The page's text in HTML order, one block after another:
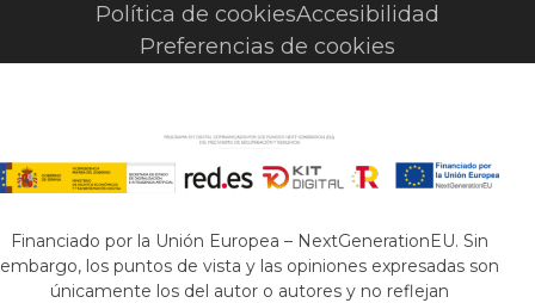
Política de cookiesAccesibilidad
Preferencias de cookies
Financiado por la Unión Europea – NextGenerationEU. Sin
embargo, los puntos de vista y las opiniones expresadas son
únicamente los del autor o autores y no reflejan